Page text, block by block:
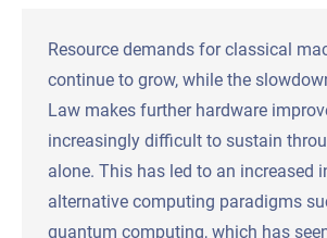
Resource demands for classical
continue to grow, while the
Law makes further hardware
increasingly difficult to sustain
alone. This has led to an increased
alternative computing paradigms
quantum computing, which has